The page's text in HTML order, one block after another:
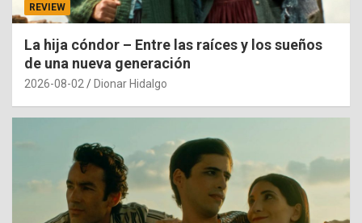
REVIEW
La hija cóndor – Entre las raíces y los sueños
de una nueva generación
2026-08-02 Dionar Hidalgo